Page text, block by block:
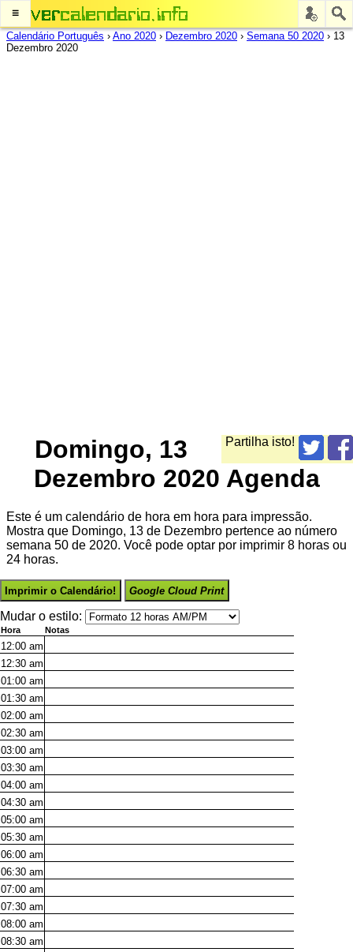
≡
Calendário Português › Ano 2020 › Dezembro 2020 › Semana 50 2020 › 13
Dezembro 2020
Partilha isto!
Domingo, 13
Dezembro 2020 Agenda
Este é um calendário de hora em hora para impressão.
Mostra que Domingo, 13 de Dezembro pertence ao número
semana 50 de 2020. Você pode optar por imprimir 8 horas ou
24 horas.
Imprimir o Calendário! Google Cloud Print
Mudar o estilo:
Hora Notas
12:00 am
12:30 am
01:00 am
01:30 am
02:00 am
02:30 am
03:00 am
03:30 am
04:00 am
04:30 am
05:00 am
05:30 am
06:00 am
06:30 am
07:00 am
07:30 am
08:00 am
08:30 am